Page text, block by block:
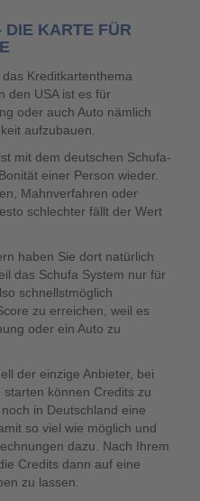
DIE KARTE FÜR
Kreditkartenthema
den USA ist es für
oder auch Auto nämlich
aufzubauen.
ist mit dem deutschen Schufa-
einer Person wieder.
Mahnverfahren oder
schlechter fällt der Wert
haben Sie dort natürlich
das Schufa System nur für
schnellstmöglich
zu erreichen, weil es
oder ein Auto zu
der einzige Anbieter, bei
können Credits zu
in Deutschland eine
so viel wie möglich und
dazu. Nach Ihrem
Credits dann auf eine
zu lassen.